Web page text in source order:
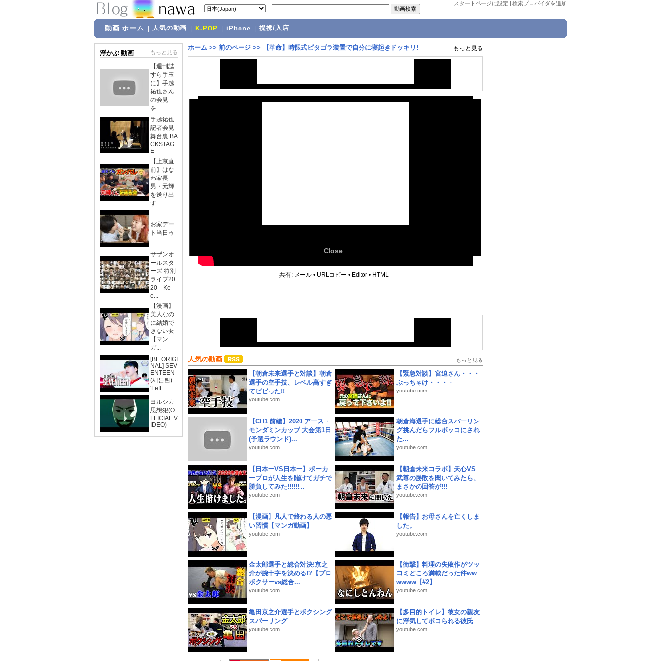
スタートページに設定 | 検索プロバイダを追加
動画 ホーム 人気の動画 K-POP iPhone 提携/入店
浮かぶ 動画 もっと見る
【週刊誌
すら手玉
に】手越
祐也さん
の会見
を...
手越祐也
記者会見
舞台裏 BA
CKSTAG
E
【上京直
前】はな
わ家長
男・元輝
を送り出
す...
お家デー
ト当日ゥ
サザンオ
ールスタ
ーズ 特別
ライブ20
20「Ke
e...
【漫画】
美人なの
に結婚で
きない女
【マン
ガ...
[BE ORIGI
NAL] SEV
ENTEEN
(세븐틴)
'Left...
ヨルシカ -
思想犯(O
FFICIAL V
IDEO)
ホーム >> 前のページ >> 【革命】時限式ピタゴラ装置で自分に寝起きドッキリ! もっと見る
Close
共有: メール • URLコピー • Editor • HTML
人気の動画 もっと見る
【朝倉未来選手と対談】朝倉
選手の空手技、レベル高すぎ
てビビった!!
youtube.com
【緊急対談】宮迫さん・・・
ぶっちゃけ・・・・
youtube.com
【CH1 前編】2020 アース・
モンダミンカップ 大会第1日
(予選ラウンド)...
youtube.com
朝倉海選手に総合スパーリン
グ挑んだらフルボッコにされ
た...
youtube.com
【日本一VS日本一】ポーカ
ープロが人生を賭けてガチで
勝負してみた!!!!!!...
youtube.com
【朝倉未来コラボ】天心VS
武尊の勝敗を聞いてみたら、
まさかの回答が!!!
youtube.com
【漫画】凡人で終わる人の悪
い習慣【マンガ動画】
youtube.com
【報告】お母さんを亡くしま
した。
youtube.com
金太郎選手と総合対決!京之
介が腕十字を決める!?【プロ
ボクサーvs総合...
youtube.com
【衝撃】料理の失敗作がツッ
コミどころ満載だった件ww
wwww【#2】
youtube.com
亀田京之介選手とボクシング
スパーリング
youtube.com
【多目的トイレ】彼女の親友
に浮気してボコられる彼氏
youtube.com